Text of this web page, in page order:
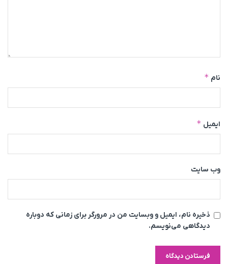
نام *
ایمیل *
وب‌ سایت
ذخیره نام، ایمیل و وبسایت من در مرورگر برای زمانی که دوباره
دیدگاهی می‌نویسم.